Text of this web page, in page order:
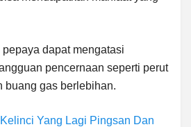
dapat mengatasi
pencernaan seperti perut
buang gas berlebihan.
Yang Lagi Pingsan Dan